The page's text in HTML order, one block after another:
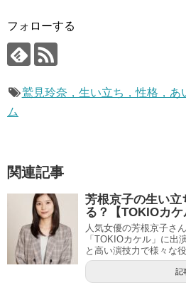
フォローする
鷲見玲奈，生い立ち，性格，あ
ム
関連記事
芳根京子の生い立
る？【TOKIOカケ
人気女優の芳根京子さ
「TOKIOカケル」に出
と高い演技力で様々な
記